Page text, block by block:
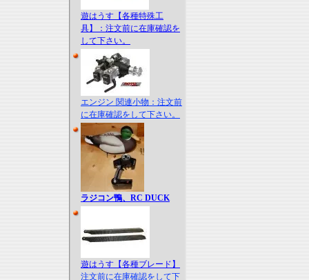
遊はうす【各種特殊工
具】：注文前に在庫確認を
して下さい。
エンジン 関連小物：注文前
に在庫確認をして下さい。
ラジコン鴨、RC DUCK
遊はうす【各種ブレード】
注文前に在庫確認をして下